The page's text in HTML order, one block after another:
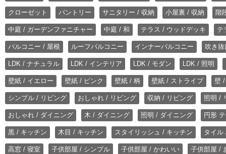
クローゼット パントリー サニタリー / 収納 小屋裏 / 収納 階
中庭 / ガーデンファニチャー 中庭 / 和 テラス / ウッドデッキ テ
バルコニー / 屋根 ルーフバルコニー インナーバルコニー 吹き
LDK / ナチュラル LDK / インテリア LDK / モダン LDK / 照明
壁紙 / イエロー 壁紙 / ピンク 壁紙 / 柄 壁紙 / ストライプ 壁
シンプル / リビング おしゃれ / リビング 収納 / リビング 照明 /
おしゃれ / ダイニング 木 / ダイニング 照明 / ダイニング 円形
黒 / キッチン 木目 / キッチン スタイリッシュ / キッチン タイル
高窓 / 寝室 子供部屋 / シンプル 子供部屋 / かわいい 子供部屋 /